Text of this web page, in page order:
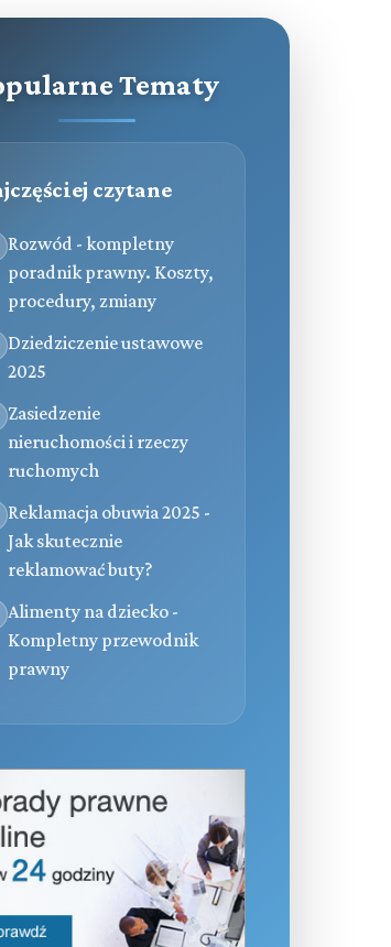
Tematy
czytane
Rozwód - kompletny
poradnik prawny. Koszty,
procedury, zmiany
Dziedziczenie ustawowe
2025
Zasiedzenie
nieruchomości i rzeczy
ruchomych
Reklamacja obuwia 2025 -
Jak skutecznie
reklamować buty?
Alimenty na dziecko -
Kompletny przewodnik
prawny